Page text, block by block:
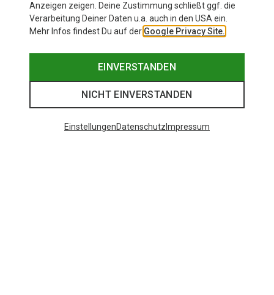
Anzeigen zeigen. Deine Zustimmung schließt ggf. die
Verarbeitung Deiner Daten u.a. auch in den USA ein.
Mehr Infos findest Du auf der Google Privacy Site.
EINVERSTANDEN
NICHT EINVERSTANDEN
EinstellungenDatenschutz Impressum